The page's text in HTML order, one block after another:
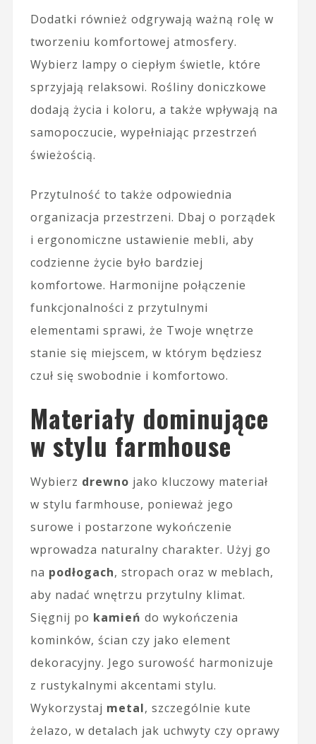
Dodatki również odgrywają ważną rolę w
tworzeniu komfortowej atmosfery.
Wybierz lampy o ciepłym świetle, które
sprzyjają relaksowi. Rośliny doniczkowe
dodają życia i koloru, a także wpływają na
samopoczucie, wypełniając przestrzeń
świeżością.
Przytulność to także odpowiednia
organizacja przestrzeni. Dbaj o porządek
i ergonomiczne ustawienie mebli, aby
codzienne życie było bardziej
komfortowe. Harmonijne połączenie
funkcjonalności z przytulnymi
elementami sprawi, że Twoje wnętrze
stanie się miejscem, w którym będziesz
czuł się swobodnie i komfortowo.
Materiały dominujące
w stylu farmhouse
Wybierz drewno jako kluczowy materiał
w stylu farmhouse, ponieważ jego
surowe i postarzone wykończenie
wprowadza naturalny charakter. Użyj go
na podłogach, stropach oraz w meblach,
aby nadać wnętrzu przytulny klimat.
Sięgnij po kamień do wykończenia
kominków, ścian czy jako element
dekoracyjny. Jego surowość harmonizuje
z rustykalnymi akcentami stylu.
Wykorzystaj metal, szczególnie kute
żelazo, w detalach jak uchwyty czy oprawy